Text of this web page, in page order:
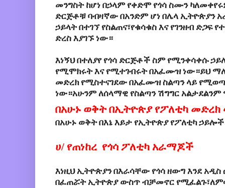
መንግስት ከሆነ በኃላም የቀድሞ የጎሳ ስሙን
ድርጅቶቹ ባብዛኛው በአንድም ሆነ በሌላ ኢትዮጵያን
ኃይላት በተገኘ የስልጠና፣የቁሳቁስ እና የገንዘብ ድጋፍ
ድረስ እያገኙ ነው።
እነኝህበተለያየ የጎሳ ድርጅቶች ስም የሚንቀሳቀሱ
የሚሞክሩት እና የሚተገብሩት በአፈሙዝ ነው።ይህ
መድረክ የሚስተናገደው በአፈሙዝ ስልጣን ላይ የሚወጣ
ነው።አሁንም ለሰላማዊ የስልጣን ሽግግር አልታደልንም
በአሁኑ ወቅት በኢትዮጵያ የፖለቲካ
በአሁኑ ወቅት በእኔ እይታ የኢትዮጵያ የፖለቲካ ኃይሎች
ሀ/ የጠነከረ የጎሳ ፖለቲካ አራማጆች
እነዚህ ኢትዮጵያን በእራሳቸው የጎሳ ዘውግ እንደ አዲስ
በፈጠሯት ኢትዮጵያ ውስጥ ብቻመኖር የሚፈልጉ፣